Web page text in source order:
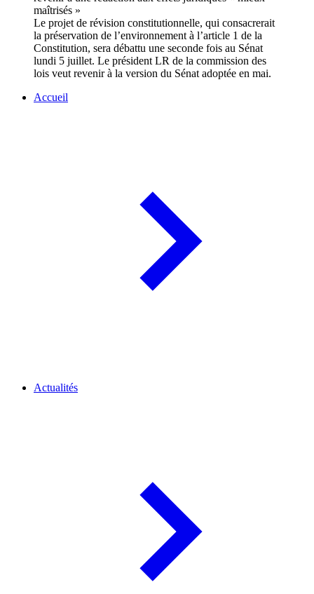
Le projet de révision constitutionnelle, qui consacrerait
la préservation de l’environnement à l’article 1 de la
Constitution, sera débattu une seconde fois au Sénat
lundi 5 juillet. Le président LR de la commission des
lois veut revenir à la version du Sénat adoptée en mai.
Accueil
Actualités